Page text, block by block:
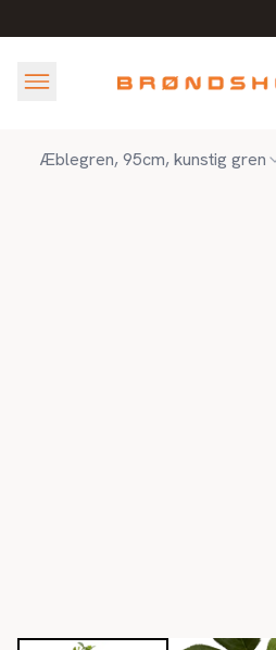
Æblegren, 95cm, kunstig gren